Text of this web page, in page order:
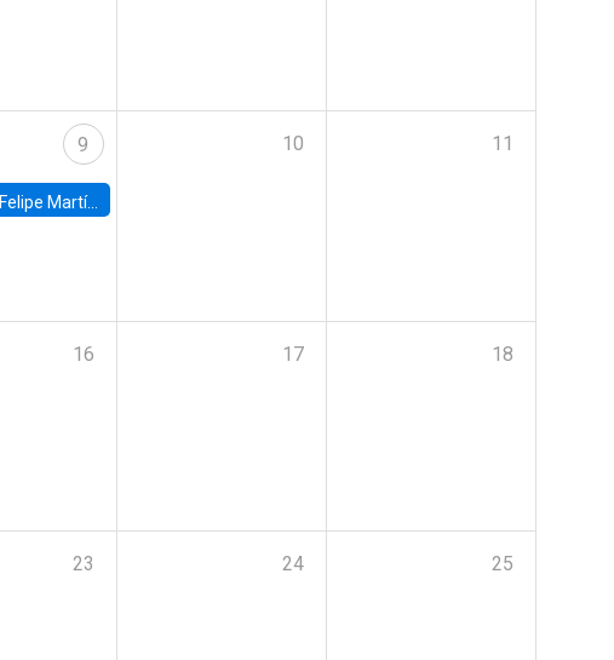
9
Felipe Martínez, alumno Doctorado en Economía UC
10 11
16 17 18
23 24 25